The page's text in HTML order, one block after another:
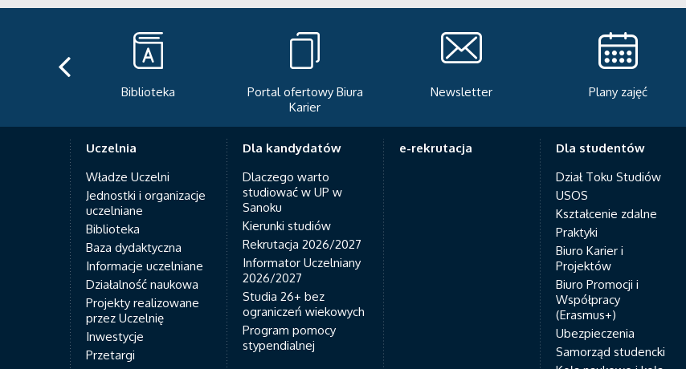
Biblioteka
Portal ofertowy Biura
Karier
Newsletter Plany zajęć
Uczelnia
Władze Uczelni
Jednostki i organizacje
uczelniane
Biblioteka
Baza dydaktyczna
Informacje uczelniane
Działalność naukowa
Projekty realizowane
przez Uczelnię
Inwestycje
Przetargi
Dla kandydatów
Dlaczego warto
studiować w UP w
Sanoku
Kierunki studiów
Rekrutacja 2026/2027
Informator Uczelniany
2026/2027
Studia 26+ bez
ograniczeń wiekowych
Program pomocy
stypendialnej
e-rekrutacja
Dla studentów
Dział Toku Studiów
USOS
Kształcenie zdalne
Praktyki
Biuro Karier i
Projektów
Biuro Promocji i
Współpracy
(Erasmus+)
Ubezpieczenia
Samorząd studencki